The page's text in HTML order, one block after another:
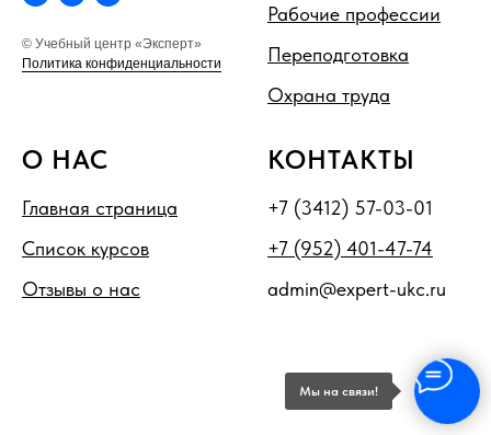
Мы на связи!
© Учебный центр «Эксперт»
Политика конфиденциальности
Рабочие профессии
Переподготовка
Охрана труда
О НАС
Главная страница
Список курсов
Отзывы о нас
КОНТАКТЫ
+7 (3412) 57-03-01
+7 (952) 401-47-74
admin@expert-ukc.ru